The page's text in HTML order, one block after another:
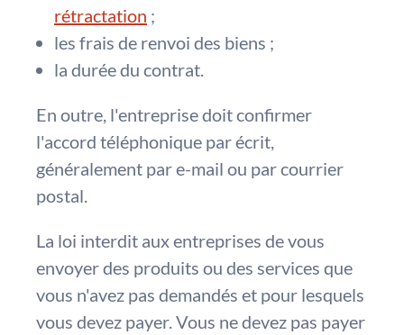
rétractation ;
les frais de renvoi des biens ;
la durée du contrat.
En outre, l'entreprise doit confirmer
l'accord téléphonique par écrit,
généralement par e-mail ou par courrier
postal.
La loi interdit aux entreprises de vous
envoyer des produits ou des services que
vous n'avez pas demandés et pour lesquels
vous devez payer. Vous ne devez pas payer